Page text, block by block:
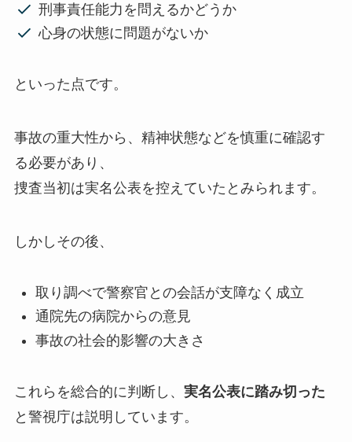
刑事責任能力を問えるかどうか
心身の状態に問題がないか
といった点です。
事故の重大性から、精神状態などを慎重に確認す
る必要があり、
捜査当初は実名公表を控えていたとみられます。
しかしその後、
取り調べで警察官との会話が支障なく成立
通院先の病院からの意見
事故の社会的影響の大きさ
これらを総合的に判断し、 実名公表に踏み切った
と警視庁は説明しています。